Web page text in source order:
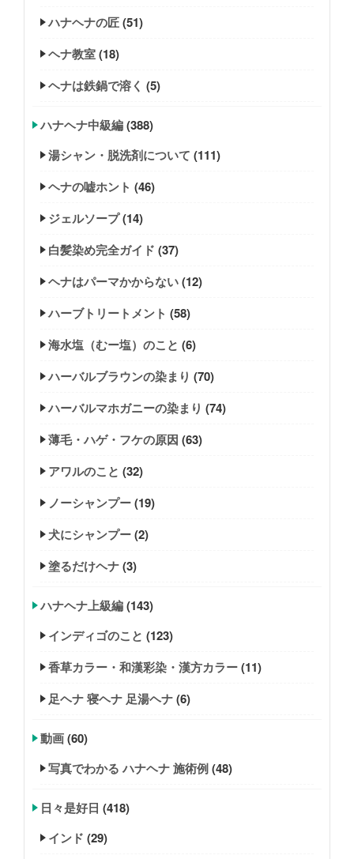
ハナヘナの匠(51)
ヘナ教室(18)
ヘナは鉄鍋で溶く (5)
ハナヘナ中級編(388)
湯シャン・脱洗剤について (111)
ヘナの嘘ホント (46)
ジェルソープ(14)
白髪染め完全ガイド (37)
ヘナはパーマかからない(12)
ハーブトリートメント (58)
海水塩（むー塩）のこと (6)
ハーバルブラウンの染まり (70)
ハーバルマホガニーの染まり (74)
薄毛・ハゲ・フケの原因 (63)
アワルのこと (32)
ノーシャンプー(19)
犬にシャンプー(2)
塗るだけヘナ(3)
ハナヘナ上級編(143)
インディゴのこと (123)
香草カラー・和漢彩染・漢方カラー(11)
足ヘナ 寝ヘナ 足湯ヘナ(6)
動画(60)
写真でわかる ハナヘナ 施術例(48)
日々是好日 (418)
インド (29)